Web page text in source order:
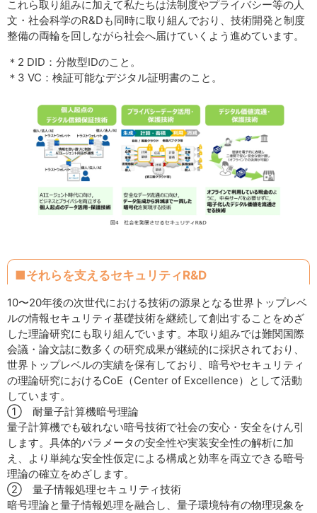
これら取り組みに加えて私たちは法制度やプライバシー等の人
文・社会科学のR&Dも同時に取り組んでおり、技術開発と制度
整備の両輪を回しながら社会へ届けていくよう進めています。
＊2 DID：分散型IDのこと。
＊3 VC：検証可能なデジタル証明書のこと。
■それらを支えるセキュリティR&D
10〜20年後の次世代における技術の源泉となる世界トップレベ
ルの情報セキュリティ基礎技術を継続して創出することをめざ
した理論研究にも取り組んでいます。本取り組みでは難関国際
会議・論文誌に数多くの研究成果が継続的に採択されており、
世界トップレベルの実績を保有しており、暗号やセキュリティ
の理論研究におけるCoE（Center of Excellence）として活動
しています。
① 耐量子計算機暗号理論
量子計算機でも破れない暗号技術で社会の安心・安全をけん引
します。具体的パラメータの安全性や実装安全性の解析に加
え、より単純な安全性仮定による構成と効率を両立できる暗号
理論の確立をめざします。
② 量子情報処理セキュリティ技術
暗号理論と量子情報処理を融合し、量子環境特有の物理現象を